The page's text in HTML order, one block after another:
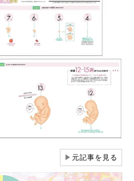
▶元記事を見る